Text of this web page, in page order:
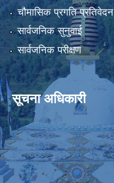
चौमासिक प्रगति प्रतिवेदन
सार्वजनिक सुनुवाई
सार्वजनिक परीक्षण
सूचना अधिकारी